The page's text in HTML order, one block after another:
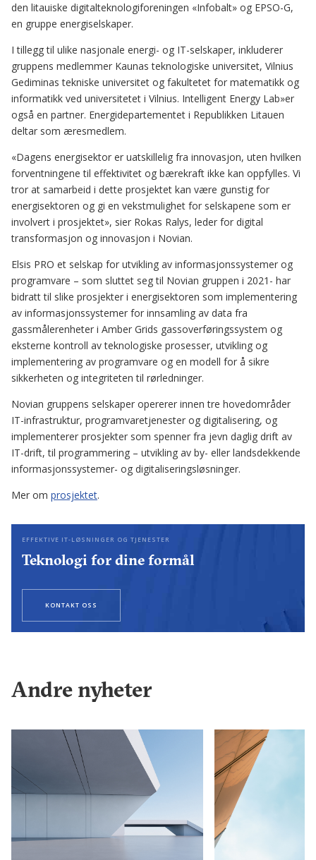
den litauiske digitalteknologiforeningen «Infobalt» og EPSO-G,
en gruppe energiselskaper.
I tillegg til ulike nasjonale energi- og IT-selskaper, inkluderer
gruppens medlemmer Kaunas teknologiske universitet, Vilnius
Gediminas tekniske universitet og fakultetet for matematikk og
informatikk ved universitetet i Vilnius. Intelligent Energy Lab»er
også en partner. Energidepartementet i Republikken Litauen
deltar som æresmedlem.
«Dagens energisektor er uatskillelig fra innovasjon, uten hvilken
forventningene til effektivitet og bærekraft ikke kan oppfylles. Vi
tror at samarbeid i dette prosjektet kan være gunstig for
energisektoren og gi en vekstmulighet for selskapene som er
involvert i prosjektet», sier Rokas Ralys, leder for digital
transformasjon og innovasjon i Novian.
Elsis PRO et selskap for utvikling av informasjonssystemer og
programvare – som sluttet seg til Novian gruppen i 2021- har
bidratt til slike prosjekter i energisektoren som implementering
av informasjonssystemer for innsamling av data fra
gassmålerenheter i Amber Grids gassoverføringssystem og
eksterne kontroll av teknologiske prosesser, utvikling og
implementering av programvare og en modell for å sikre
sikkerheten og integriteten til rørledninger.
Novian gruppens selskaper opererer innen tre hovedområder
IT-infrastruktur, programvaretjenester og digitalisering, og
implementerer prosjekter som spenner fra jevn daglig drift av
IT-drift, til programmering – utvikling av by- eller landsdekkende
informasjonssystemer- og digitaliseringsløsninger.
Mer om prosjektet.
EFFEKTIVE IT-LØSNINGER OG TJENESTER
Teknologi for dine formål
KONTAKT OSS
Andre nyheter